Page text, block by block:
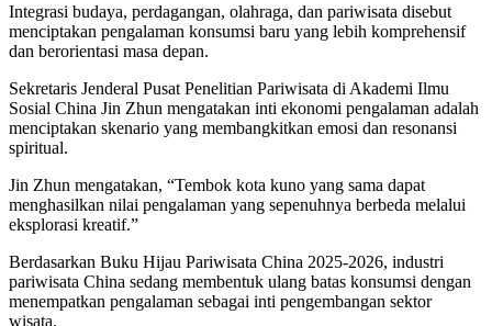
Integrasi budaya, perdagangan, olahraga, dan pariwisata disebut
menciptakan pengalaman konsumsi baru yang lebih komprehensif
dan berorientasi masa depan.
Sekretaris Jenderal Pusat Penelitian Pariwisata di Akademi Ilmu
Sosial China Jin Zhun mengatakan inti ekonomi pengalaman adalah
menciptakan skenario yang membangkitkan emosi dan resonansi
spiritual.
Jin Zhun mengatakan, “Tembok kota kuno yang sama dapat
menghasilkan nilai pengalaman yang sepenuhnya berbeda melalui
eksplorasi kreatif.”
Berdasarkan Buku Hijau Pariwisata China 2025-2026, industri
pariwisata China sedang membentuk ulang batas konsumsi dengan
menempatkan pengalaman sebagai inti pengembangan sektor
wisata.